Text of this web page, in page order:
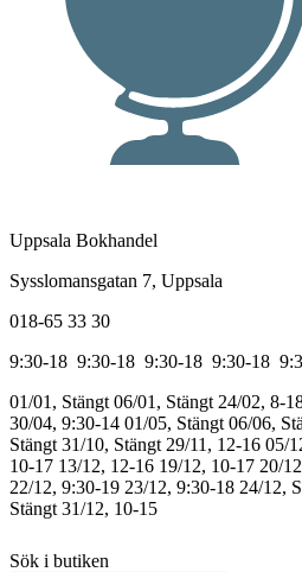
Uppsala Bokhandel
Sysslomansgatan 7, Uppsala
018-65 33 30
9:30-18 9:30-18 9:30-18 9:30-18
01/01, Stängt 06/01, Stängt 24/02, 8-
30/04, 9:30-14 01/05, Stängt 06/06,
Stängt 31/10, Stängt 29/11, 12-16 05/
10-17 13/12, 12-16 19/12, 10-17 20/
22/12, 9:30-19 23/12, 9:30-18 24/12,
Stängt 31/12, 10-15
Sök i butiken